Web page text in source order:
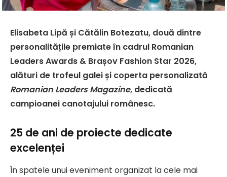
Elisabeta Lipă și Cătălin Botezatu, două dintre
personalitățile premiate în cadrul Romanian
Leaders Awards & Brașov Fashion Star 2026,
alături de trofeul galei și coperta personalizată
Romanian Leaders Magazine, dedicată
campioanei canotajului românesc.
25 de ani de proiecte dedicate
excelenței
În spatele unui eveniment organizat la cele mai